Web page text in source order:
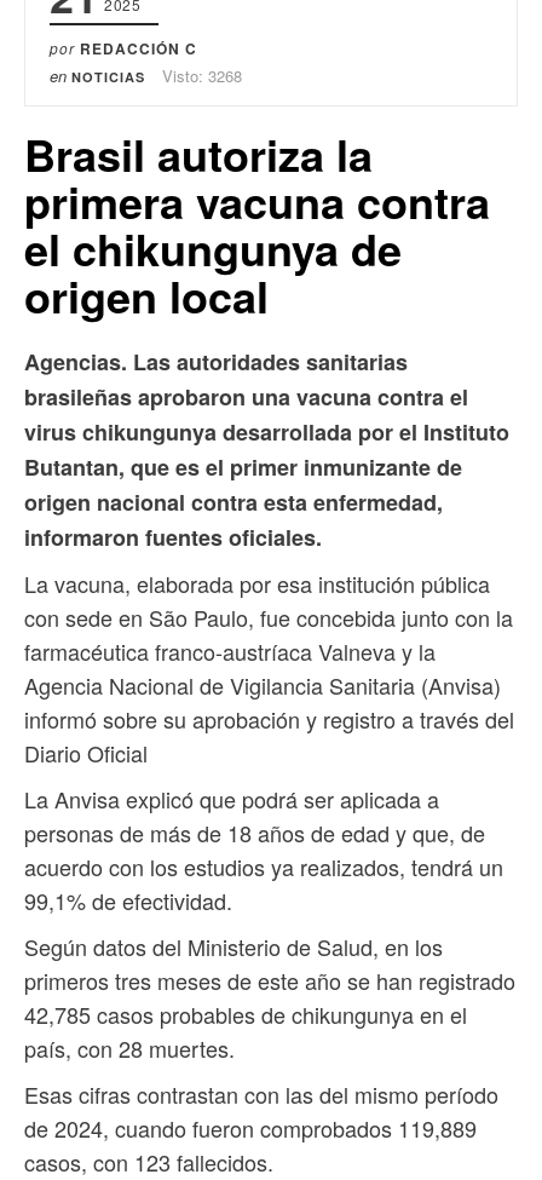
2025
por REDACCIÓN C
en NOTICIAS Visto: 3268
Brasil autoriza la
primera vacuna contra
el chikungunya de
origen local
Agencias. Las autoridades sanitarias
brasileñas aprobaron una vacuna contra el
virus chikungunya desarrollada por el Instituto
Butantan, que es el primer inmunizante de
origen nacional contra esta enfermedad,
informaron fuentes oficiales.
La vacuna, elaborada por esa institución pública
con sede en São Paulo, fue concebida junto con la
farmacéutica franco-austríaca Valneva y la
Agencia Nacional de Vigilancia Sanitaria (Anvisa)
informó sobre su aprobación y registro a través del
Diario Oficial
La Anvisa explicó que podrá ser aplicada a
personas de más de 18 años de edad y que, de
acuerdo con los estudios ya realizados, tendrá un
99,1% de efectividad.
Según datos del Ministerio de Salud, en los
primeros tres meses de este año se han registrado
42,785 casos probables de chikungunya en el
país, con 28 muertes.
Esas cifras contrastan con las del mismo período
de 2024, cuando fueron comprobados 119,889
casos, con 123 fallecidos.